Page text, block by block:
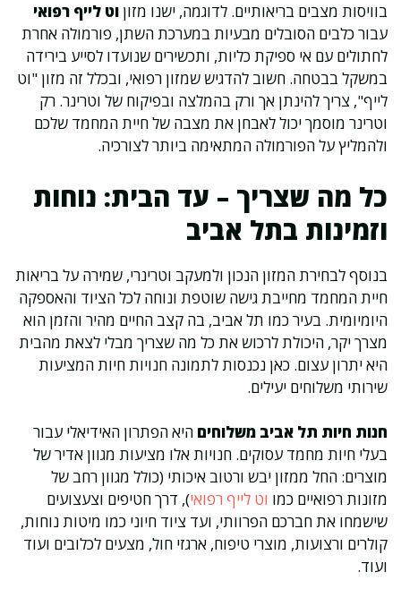
בוויסות מצבים בריאותיים. לדוגמה, ישנו מזון וט לייף רפואי
עבור כלבים הסובלים מבעיות במערכת השתן, פורמולה אחרת
לחתולים עם אי ספיקת כליות, ותכשירים שנועדו לסייע בירידה
במשקל בבטחה. חשוב להדגיש שמזון רפואי, ובכלל זה מזון "וט
לייף", צריך להינתן אך ורק בהמלצה ובפיקוח של וטרינר. רק
וטרינר מוסמך יכול לאבחן את מצבה של חיית המחמד שלכם
ולהמליץ על הפורמולה המתאימה ביותר לצורכיה.
כל מה שצריך – עד הבית: נוחות
וזמינות בתל אביב
בנוסף לבחירת המזון הנכון ולמעקב וטרינרי, שמירה על בריאות
חיית המחמד מחייבת גישה שוטפת ונוחה לכל הציוד והאספקה
היומיומית. בעיר כמו תל אביב, בה קצב החיים מהיר והזמן הוא
מצרך יקר, היכולת לרכוש את כל מה שצריך מבלי לצאת מהבית
היא יתרון עצום. כאן נכנסות לתמונה חנויות חיות המציעות
שירותי משלוחים יעילים.
חנות חיות תל אביב משלוחים היא הפתרון האידיאלי עבור
בעלי חיות מחמד עסוקים. חנויות אלו מציעות מגוון אדיר של
מוצרים: החל ממזון יבש ורטוב איכותי (כולל מגוון רחב של
מזונות רפואיים כמו וט לייף רפואי), דרך חטיפים וצעצועים
שישמחו את חברכם הפרוותי, ועד ציוד חיוני כמו מיטות נוחות,
קולרים ורצועות, מוצרי טיפוח, ארגזי חול, מצעים לכלובים ועוד
ועוד.